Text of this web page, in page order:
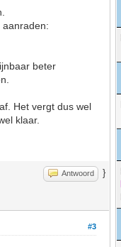
aanraden:
beter
Het vergt dus wel
klaar.
Antwoord }
#3